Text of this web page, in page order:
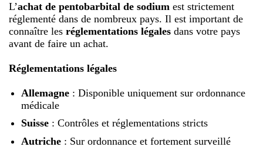
L’achat de pentobarbital de sodium est strictement
réglementé dans de nombreux pays. Il est important de
connaître les réglementations légales dans votre pays
avant de faire un achat.
Réglementations légales
Allemagne: Disponible uniquement sur ordonnance
médicale
Suisse: Contrôles et réglementations stricts
Autriche: Sur ordonnance et fortement surveillé